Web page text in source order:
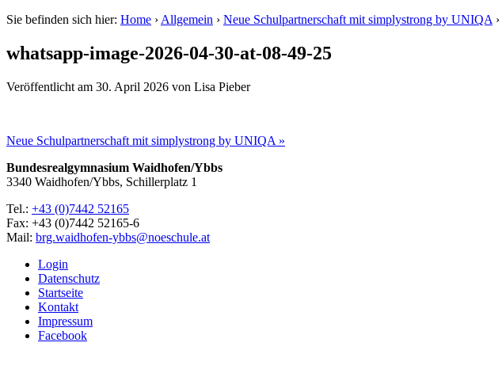
Sie befinden sich hier: Home › Allgemein › Neue Schulpartnerschaft mit simplystrong by UNIQA ›
whatsapp-image-2026-04-30-at-08-49-25
Veröffentlicht am 30. April 2026 von Lisa Pieber
Neue Schulpartnerschaft mit simplystrong by UNIQA »
Bundesrealgymnasium Waidhofen/Ybbs
3340 Waidhofen/Ybbs, Schillerplatz 1
Tel.: +43 (0)7442 52165
Fax: +43 (0)7442 52165-6
Mail: brg.waidhofen-ybbs@noeschule.at
Login
Datenschutz
Startseite
Kontakt
Impressum
Facebook